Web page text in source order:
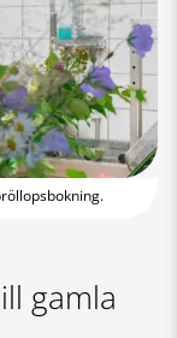
gamla